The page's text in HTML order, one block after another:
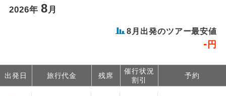
2026年 8月
8 月出発のツアー最安値
- 円
出発日 旅行代金 残席
催行状況
割引
予約